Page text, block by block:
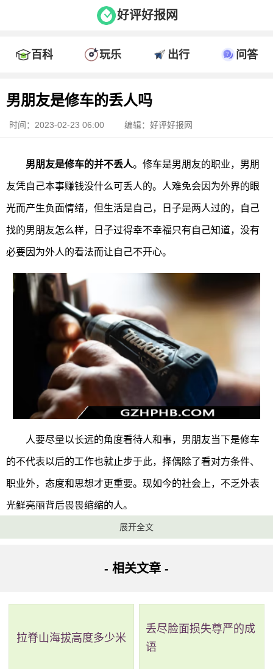
好评好报网
百科 玩乐 出行 问答
男朋友是修车的丢人吗
时间：2023-02-23 06:00 编辑：好评好报网
男朋友是修车的并不丢人。修车是男朋友的职业，男朋
友凭自己本事赚钱没什么可丢人的。人难免会因为外界的眼
光而产生负面情绪，但生活是自己，日子是两人过的，自己
找的男朋友怎么样，日子过得幸不幸福只有自己知道，没有
必要因为外人的看法而让自己不开心。
人要尽量以长远的角度看待人和事，男朋友当下是修车
的不代表以后的工作也就止步于此，择偶除了看对方条件、
职业外，态度和思想才更重要。现如今的社会上，不乏外表
光鲜亮丽背后畏畏缩缩的人。
展开全文
- 相关文章 -
拉脊山海拔高度多少米
丢尽脸面损失尊严的成
语